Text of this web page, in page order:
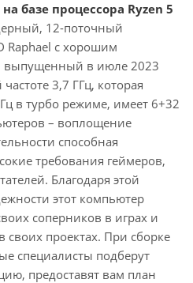
базе процессора Ryzen 5
12-поточный
Raphael с хорошим
выпущенный в июле 2023
3,7 ГГц, которая
в турбо режиме, имеет 6+32
– воплощение
способная
требования геймеров,
Благодаря этой
этот компьютер
соперников в играх и
своих проектах. При сборке
специалисты подберут
предоставят вам план